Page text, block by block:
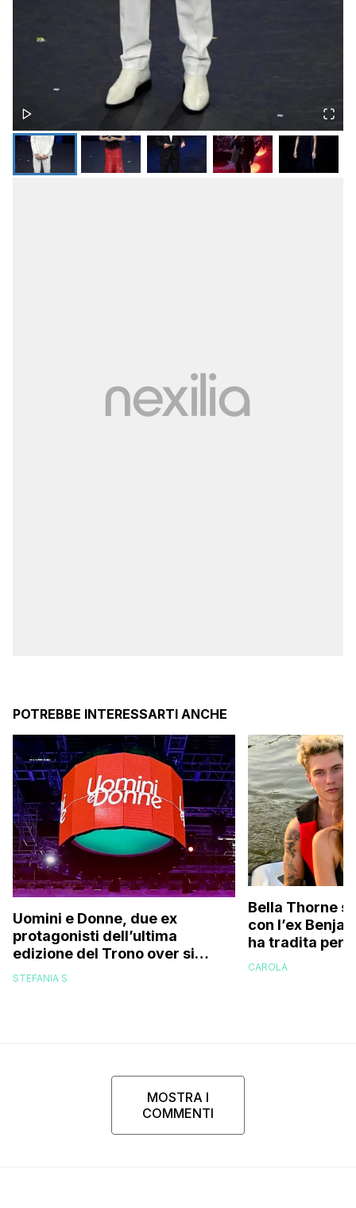
POTREBBE INTERESSARTI ANCHE
Uomini e Donne, due ex
protagonisti dell’ultima
edizione del Trono over si
stanno frequentando fuori dal
STEFANIA S
Bella Thorne
con l’ex
ha tradita per
sostenuto che
CAROLA
MOSTRA I
COMMENTI